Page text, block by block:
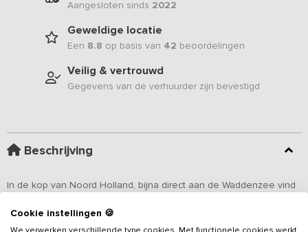
Aangesloten sinds 2022
Geweldige locatie
Een 8.8 op basis van 42 beoordelingen
Veilig & vertrouwd
Gegevens van de verhuurder zijn bevestigd
Beschrijving
In de kop van Noord Holland, bijna direct aan de Waddenzee vind
vakantieadressenmet een uniek verwarmd bad in een
voormalige Wadboei, een houtgestookte sauna én een hottub. Je
Cookie instellingen 🍪
We verwerken verschillende type cookies. Met functionele cookies werkt